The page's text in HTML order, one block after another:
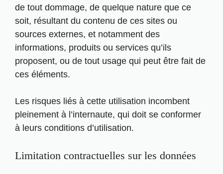
de tout dommage, de quelque nature que ce
soit, résultant du contenu de ces sites ou
sources externes, et notamment des
informations, produits ou services qu’ils
proposent, ou de tout usage qui peut être fait de
ces éléments.
Les risques liés à cette utilisation incombent
pleinement à l’internaute, qui doit se conformer
à leurs conditions d’utilisation.
Limitation contractuelles sur les données